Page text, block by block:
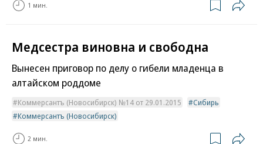
1 мин.
Медсестра виновна и свободна
Вынесен приговор по делу о гибели младенца в
алтайском роддоме
Коммерсантъ (Новосибирск) №14 от 29.01.2015
Сибирь
Коммерсантъ (Новосибирск)
2 мин.